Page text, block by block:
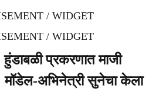
/ WIDGET
/ WIDGET
प्रकरणात माजी
मॉडेल-अभिनेत्री सुनेचा केला